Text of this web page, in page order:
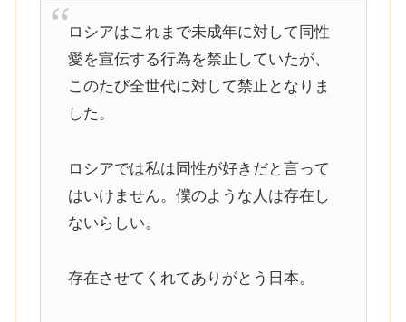
ロシアはこれまで未成年に対して同性
愛を宣伝する行為を禁止していたが、
このたび全世代に対して禁止となりま
した。
ロシアでは私は同性が好きだと言って
はいけません。僕のような人は存在し
ないらしい。
存在させてくれてありがとう日本。